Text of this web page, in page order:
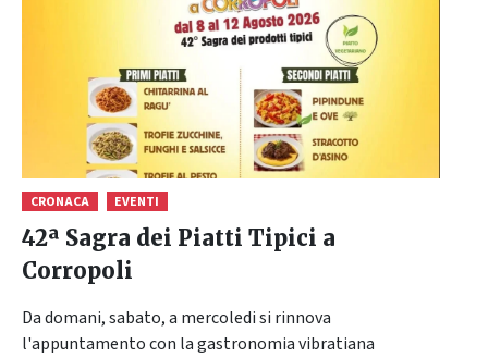
CRONACA EVENTI
42ª Sagra dei Piatti Tipici a
Corropoli
Da domani, sabato, a mercoledi si rinnova
l'appuntamento con la gastronomia vibratiana